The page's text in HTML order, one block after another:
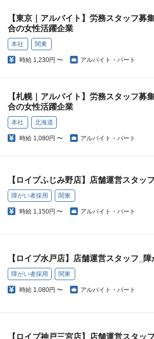
【東京｜アルバイト】労務スタッフ募
合の女性活躍企業
本社 関東
時給 1,230円 〜 アルバイト・パート
【札幌｜アルバイト】労務スタッフ募
合の女性活躍企業
本社 北海道
時給 1,080円 〜 アルバイト・パート
【ロイブふじみ野店】店舗運営スタッ
障がい者採用 関東
時給 1,150円 〜 アルバイト・パート
【ロイブ水戸店】店舗運営スタッフ_障
障がい者採用 関東
時給 1,080円 〜 アルバイト・パート
【ロイブ神戸三宮店】店舗運営スタッ